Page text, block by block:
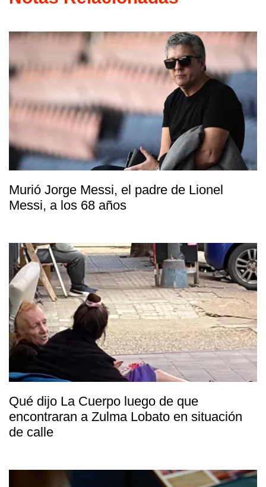
Murió Jorge Messi, el padre de Lionel
Messi, a los 68 años
Qué dijo La Cuerpo luego de que
encontraran a Zulma Lobato en situación
de calle